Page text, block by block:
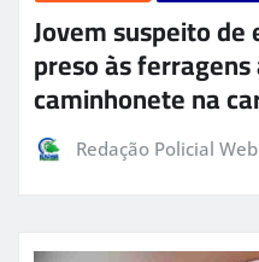
Jovem suspeito
preso às
caminhonete na
Redação Policial Web